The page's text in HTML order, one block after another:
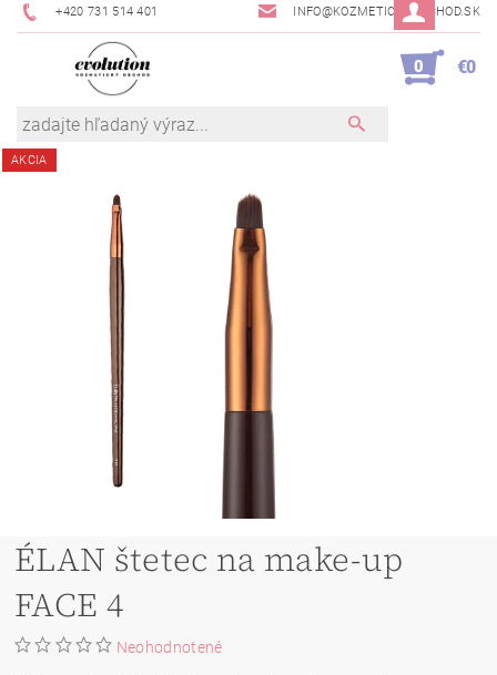
+420 731 514 401 INFO@KOZMETICKYOBCHOD.SK
0 €0
AKCIA
ÉLAN štetec na make-up
FACE 4
Neohodnotené